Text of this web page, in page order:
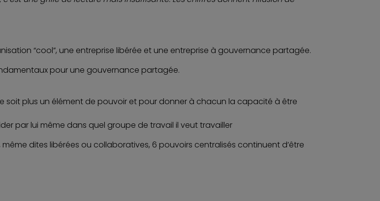
“cool”, une entreprise libérée et une entreprise à gouvernance partagée.
pour une gouvernance partagée.
soit plus un élément de pouvoir et pour donner à chacun la capacité à être
par lui même dans quel groupe de travail il veut travailler
dites libérées ou collaboratives, 6 pouvoirs centralisés continuent d’être